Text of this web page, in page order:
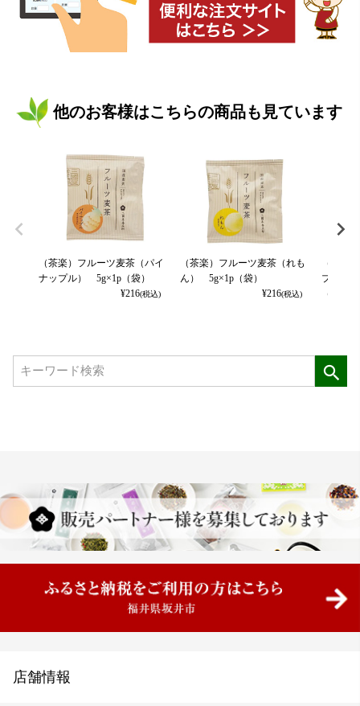
他のお客様はこちらの商品も見ています
（茶楽）フルーツ麦茶（パイ
ナップル） 5g×1p（袋）
¥216(税込)
（茶楽）フルーツ麦茶（れも
ん） 5g×1p（袋）
¥216(税込)
（茶楽
プルマ
（袋）
店舗情報